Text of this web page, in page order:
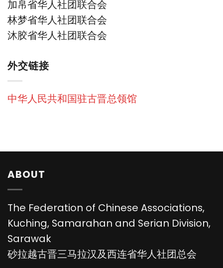
加帛省华人社团联合会
林梦省华人社团联合会
沐胶省华人社团联合会
外交链接
中华人民共和国驻古晋总领馆
ABOUT
The Federation of Chinese Associations,
Kuching, Samarahan and Serian Division,
Sarawak
砂拉越古晋三马拉汉及西连省华人社团总会